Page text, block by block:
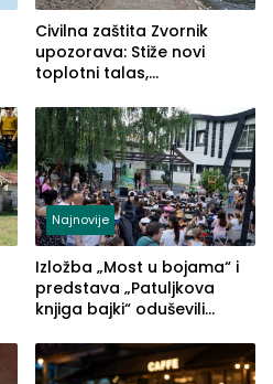
Civilna zaštita Zvornik
upozorava: Stiže novi
toplotni talas,
Najnovije
Izložba „Most u bojama“ i
predstava „Patuljkova
knjiga bajki“ oduševili